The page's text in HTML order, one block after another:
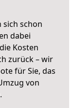
sich schon
dabei
Kosten
zurück – wir
für Sie, das
von